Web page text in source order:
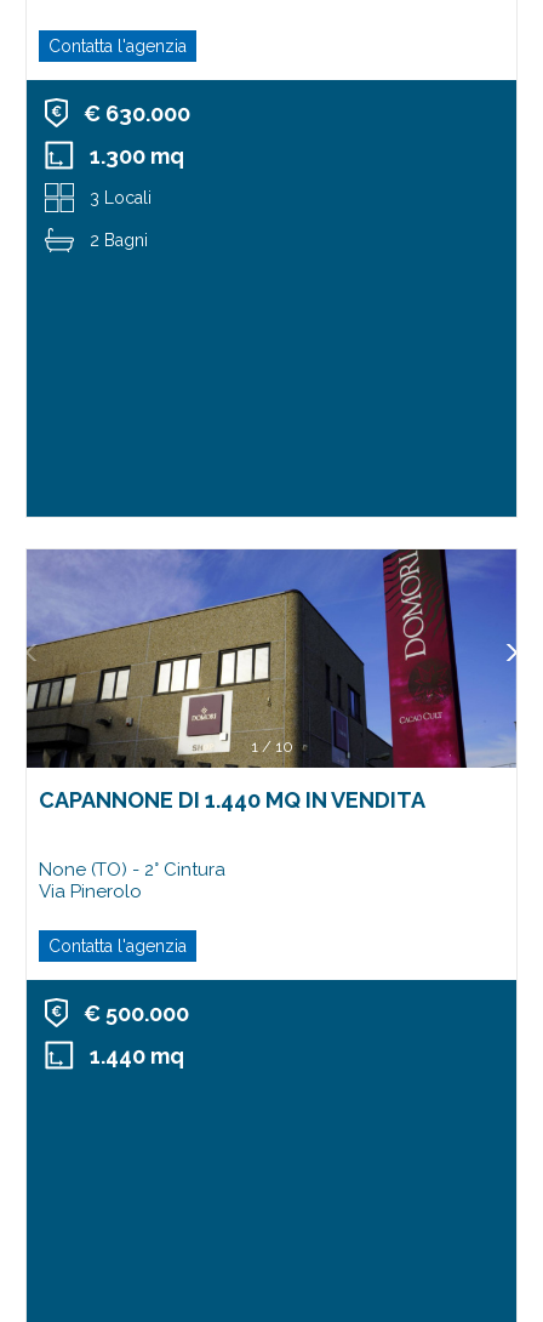
Contatta l'agenzia
€ 630.000
1.300 mq
3 Locali
2 Bagni
1/ 10
CAPANNONE DI 1.440 MQ IN VENDITA
None (TO) - 2° Cintura
Via Pinerolo
Contatta l'agenzia
€ 500.000
1.440 mq